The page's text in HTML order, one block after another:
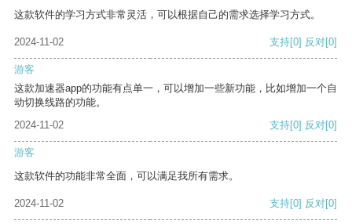
这款软件的学习方式非常灵活，可以根据自己的需求选择学习方式。
2024-11-02 支持[0] 反对[0]
游客
这款加速器app的功能有点单一，可以增加一些新功能，比如增加一个自
动切换线路的功能。
2024-11-02
支持[0] 反对[0]
游客
这款软件的功能非常全面，可以满足我所有需求。
2024-11-02 支持[0] 反对[0]